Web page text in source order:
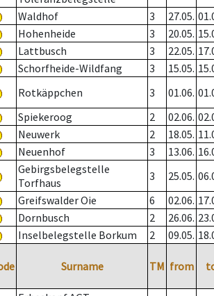
Waldhof 3 27.05.
Hohenheide 3 20.05.
Lattbusch 3 22.05.
Schorfheide-Wildfang 3 15.05.
Rotkäppchen 3 01.06.
Spiekeroog 2 02.06.
Neuwerk 2 18.05.
Neuenhof 3 13.06.
Gebirgsbelegstelle
Torfhaus
3 25.05.
Greifswalder Oie 6 02.06.
Dornbusch 2 26.06.
Inselbelegstelle Borkum 2 09.05.
Surname TM from